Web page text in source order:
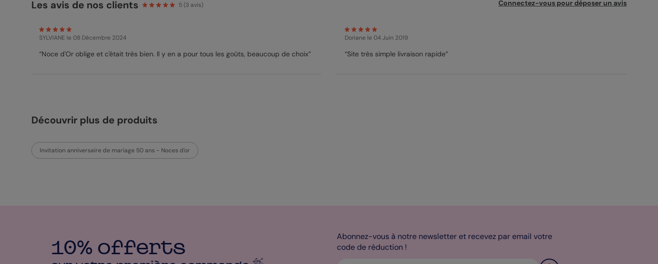
Les avis de nos clients 5(3 avis) Connectez-vous pour déposer un avis
SYLVIANE le 08 Décembre 2024
“Noce d'Or oblige et c'était très bien. Il y en a pour tous les goûts, beaucoup de choix”
Doriane le 04 Juin 2019
“Site très simple livraison rapide”
Découvrir plus de produits
Invitation anniversaire de mariage 50 ans - Noces d'or
10% offerts
Abonnez-vous à notre newsletter et recevez par email votre
code de réduction !